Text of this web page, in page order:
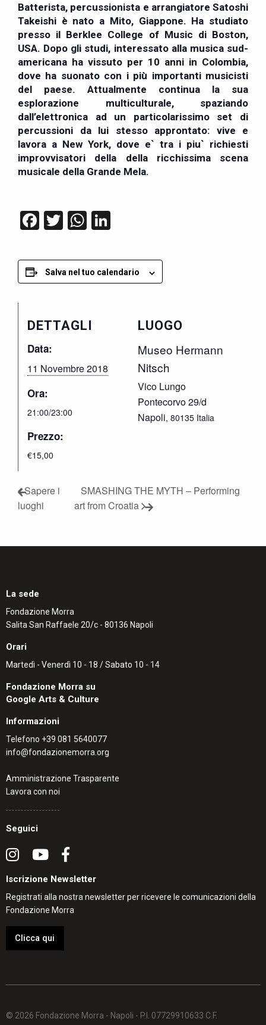
Batterista, percussionista e arrangiatore Satoshi
Takeishi è nato a Mito, Giappone. Ha studiato
presso il Berklee College of Music di Boston,
USA. Dopo gli studi, interessato alla musica sud-
americana ha vissuto per 10 anni in Colombia,
dove ha suonato con i più importanti musicisti
del paese. Attualmente continua la sua
esplorazione multiculturale, spaziando
dall’elettronica ad un particolarissimo set di
percussioni da lui stesso approntato: vive e
lavora a New York, dove e` tra i piu` richiesti
improvvisatori della della ricchissima scena
musicale della Grande Mela.
Facebook
TwitterWhatsApp
Salva nel tuo calendario
DETTAGLI
Data:
11 Novembre 2018
Ora:
21:00/23:00
Prezzo:
€15,00
LUOGO
Museo Hermann
Nitsch
Vico Lungo
Pontecorvo 29/d
Napoli, 80135 Italia
Sapere i
luoghi
SMASHING THE MYTH – Performing
art from Croatia
La sede
Fondazione Morra
Salita San Raffaele 20/c - 80136 Napoli
Orari
Martedì - Venerdì 10 - 18 / Sabato 10 - 14
Fondazione Morra su
Google Arts & Culture
Informazioni
Telefono +39 081 5640077
info@fondazionemorra.org
Amministrazione Trasparente
Lavora con noi
Seguici
Iscrizione Newsletter
Registrati alla nostra newsletter per ricevere le comunicazioni della
Fondazione Morra
Clicca qui
© 2026 Fondazione Morra - Napoli - P.I. 07729910633 C.F.